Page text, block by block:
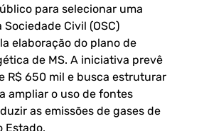
para selecionar uma
Sociedade Civil (OSC)
elaboração do plano de
de MS. A iniciativa prevê
R$ 650 mil e busca estruturar
ampliar o uso de fontes
as emissões de gases de
Estado.